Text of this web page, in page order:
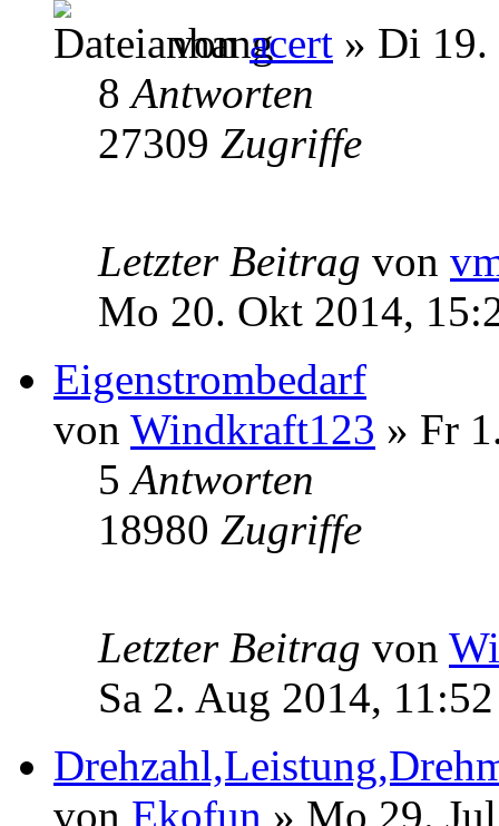
vonacert » Di 19.
8Antworten
27309 Zugriffe
Letzter Beitrag von
Mo 20. Okt 2014,
Eigenstrombedarf
von Windkraft123 » Fr
5Antworten
18980 Zugriffe
Letzter Beitrag von
Sa 2. Aug 2014, 11:52
von Ekofun » Mo 29.